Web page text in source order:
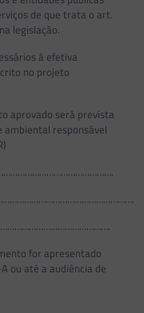
de que trata o art.
legislação.
à efetiva
no projeto
aprovado será prevista
responsável
for apresentado
ou até a audiência de